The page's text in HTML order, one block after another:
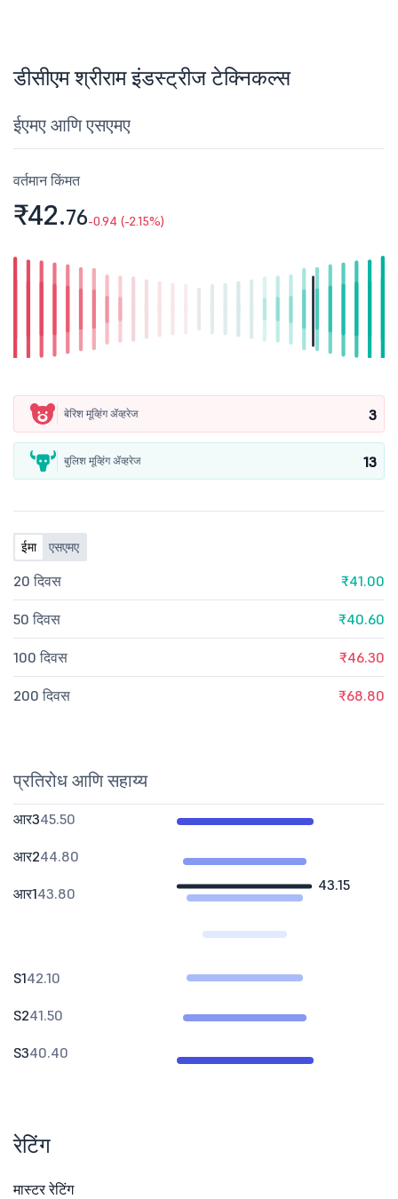
डीसीएम श्रीराम इंडस्ट्रीज टेक्निकल्स
ईएमए आणि एसएमए
वर्तमान किंमत
₹42.76-0.94 (-2.15%)
बेरिश मूव्हिंग ॲव्हरेज 3
बुलिश मूव्हिंग ॲव्हरेज 13
ईमा एसएमए
20 दिवस ₹41.00
50 दिवस ₹40.60
100 दिवस ₹46.30
200 दिवस ₹68.80
प्रतिरोध आणि सहाय्य
43.15
आर345.50
आर244.80
आर143.80
S142.10
S241.50
S340.40
रेटिंग
मास्टर रेटिंग